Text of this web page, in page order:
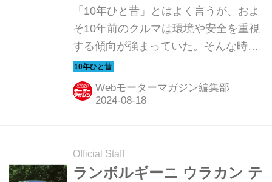
ヤルド スパイダー
「10年ひと昔」とはよく言うが、およ
そ10年前のクルマは環境や安全を重視
する傾向が強まっていた。そんな時代
のニューモデル試乗記を当時の記事と
写真で紹介していこう。今回は、ラン
ボルギーニ ガヤルド スパイダーだ。
Webモーターマガジン編集部
Official Staff
ランボルギーニ ウラカン テ